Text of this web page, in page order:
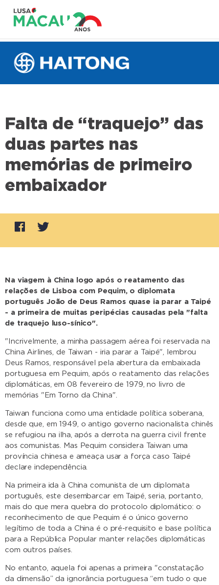
Falta de “traquejo” das
duas partes nas
memórias de primeiro
embaixador
Na viagem à China logo após o reatamento das
relações de Lisboa com Pequim, o diplomata
português João de Deus Ramos quase ia parar a Taipé
- a primeira de muitas peripécias causadas pela "falta
de traquejo luso-sínico".
"Incrivelmente, a minha passagem aérea foi reservada na
China Airlines, de Taiwan - iria parar a Taipé", lembrou
Deus Ramos, responsável pela abertura da embaixada
portuguesa em Pequim, após o reatamento das relações
diplomáticas, em 08 fevereiro de 1979, no livro de
memórias "Em Torno da China".
Taiwan funciona como uma entidade política soberana,
desde que, em 1949, o antigo governo nacionalista chinês
se refugiou na ilha, após a derrota na guerra civil frente
aos comunistas. Mas Pequim considera Taiwan uma
província chinesa e ameaça usar a força caso Taipé
declare independência.
Na primeira ida à China comunista de um diplomata
português, este desembarcar em Taipé, seria, portanto,
mais do que mera quebra do protocolo diplomático: o
reconhecimento de que Pequim é o único governo
legítimo de toda a China é o pré-requisito e base política
para a República Popular manter relações diplomáticas
com outros países.
No entanto, aquela foi apenas a primeira "constatação
da dimensão” da ignorância portuguesa “em tudo o que